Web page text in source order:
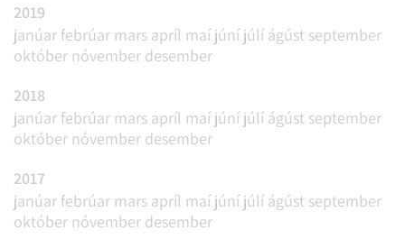
2019
janúar febrúar mars apríl maí júní júlí ágúst september
október nóvember desember
2018
janúar febrúar mars apríl maí júní júlí ágúst september
október nóvember desember
2017
janúar febrúar mars apríl maí júní júlí ágúst september
október nóvember desember